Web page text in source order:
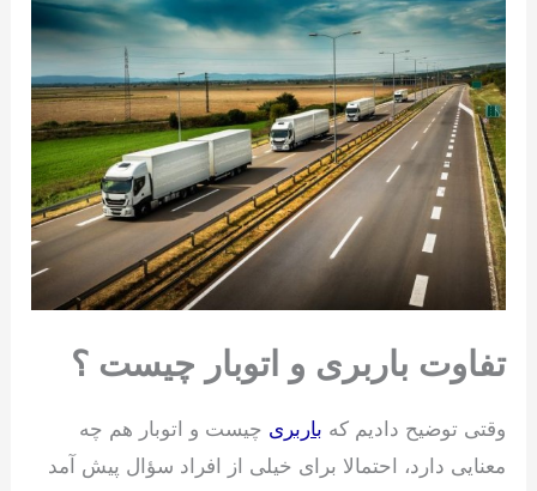
تفاوت باربری و اتوبار چیست ؟
وقتی توضیح دادیم که باربری چیست و اتوبار هم چه
معنایی دارد، احتمالا برای خیلی از افراد سؤال پیش آمد